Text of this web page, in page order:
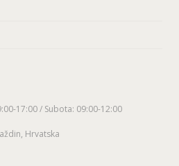
17:00 / Subota: 09:00-12:00
Hrvatska